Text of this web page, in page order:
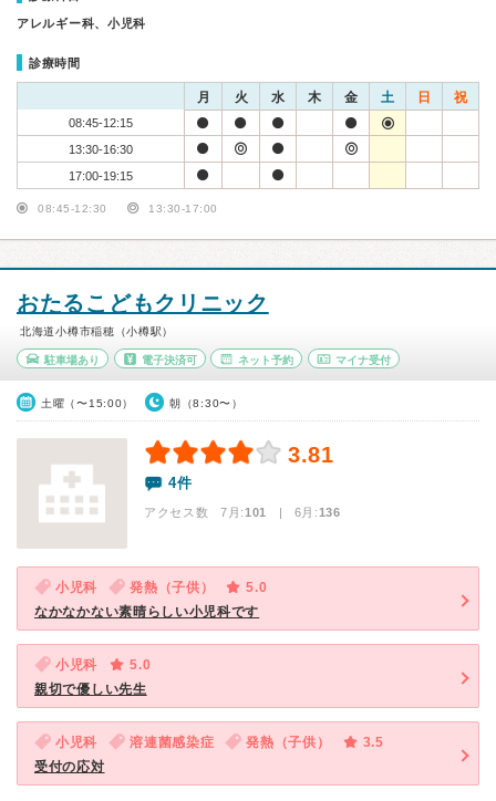
アレルギー科、小児科
診療時間
月 火 水 木 金 土 日 祝
08:45-12:15
13:30-16:30
17:00-19:15
08:45-12:30 13:30-17:00
おたるこどもクリニック
北海道小樽市稲穂（小樽駅）
駐車場あり 電子決済可 ネット予約 マイナ受付
土曜（〜15:00） 朝（8:30〜）
3.81
4件
アクセス数 7月:101 | 6月:136
小児科 発熱（子供）
5.0
なかなかない素晴らしい小児科です
小児科
5.0
親切で優しい先生
小児科 溶連菌感染症 発熱（子供）
3.5
受付の応対